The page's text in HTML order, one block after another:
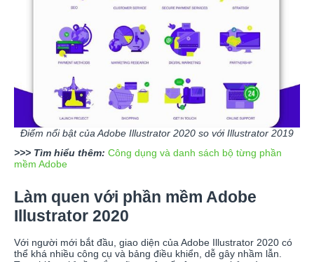
Điểm nổi bật của Adobe Illustrator 2020 so với Illustrator 2019
>>> Tìm hiểu thêm: Công dụng và danh sách bộ từng phần
mềm Adobe
Làm quen với phần mềm Adobe
Illustrator 2020
Với người mới bắt đầu, giao diện của Adobe Illustrator 2020 có
thể khá nhiều công cụ và bảng điều khiển, dễ gây nhầm lẫn.